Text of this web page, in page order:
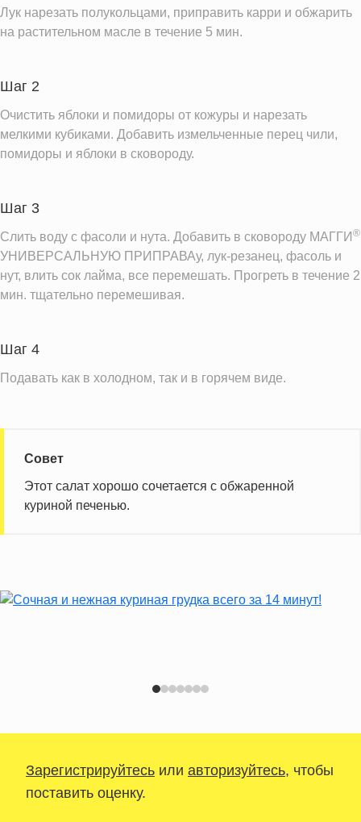
Лук нарезать полукольцами, приправить карри и обжарить
на растительном масле в течение 5 мин.
Шаг 2
Очистить яблоки и помидоры от кожуры и нарезать
мелкими кубиками. Добавить измельченные перец чили,
помидоры и яблоки в сковороду.
Шаг 3
Слить воду с фасоли и нута. Добавить в сковороду МАГГИ ®
УНИВЕРСАЛЬНУЮ ПРИПРАВАу, лук-резанец, фасоль и
нут, влить сок лайма, все перемешать. Прогреть в течение 2
мин. тщательно перемешивая.
Шаг 4
Подавать как в холодном, так и в горячем виде.
Совет
Этот салат хорошо сочетается с обжаренной
куриной печенью.
Зарегистрируйтесь или авторизуйтесь, чтобы
поставить оценку.